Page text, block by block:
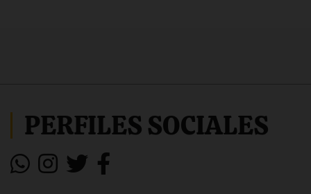
PERFILES SOCIALES